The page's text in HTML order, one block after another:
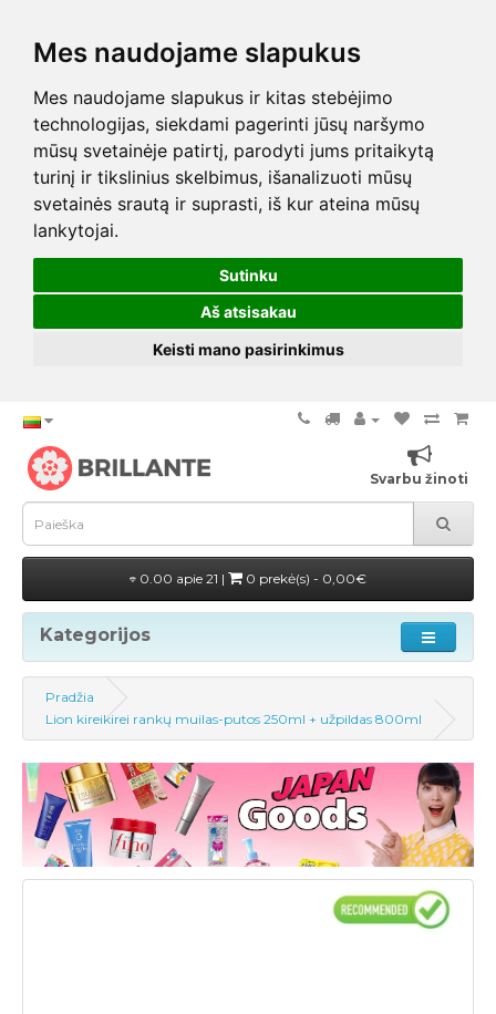
Mes naudojame slapukus
Mes naudojame slapukus ir kitas stebėjimo
technologijas, siekdami pagerinti jūsų naršymo
mūsų svetainėje patirtį, parodyti jums pritaikytą
turinį ir tikslinius skelbimus, išanalizuoti mūsų
svetainės srautą ir suprasti, iš kur ateina mūsų
lankytojai.
Sutinku
Aš atsisakau
Keisti mano pasirinkimus
Svarbu žinoti
0.00 apie 21 | 0 prekė(s) - 0,00€
Kategorijos
Pradžia
Lion kireikirei rankų muilas-putos 250ml + užpildas 800ml